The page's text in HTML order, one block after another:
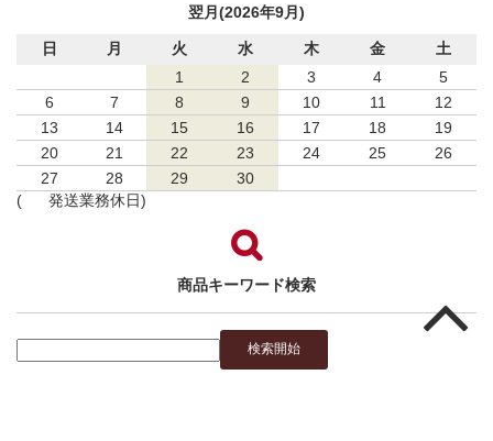
翌月(2026年9月)
日 月 火 水 木 金
土
1
2 3 4
5
6
7 8 9 10 11
12
13
14 15 16 17 18
19
20
21 22 23 24 25
26
27
28 29
30
(
発送業務休日)
商品キーワード検索